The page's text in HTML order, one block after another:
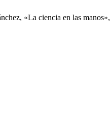
«La ciencia en las manos»,